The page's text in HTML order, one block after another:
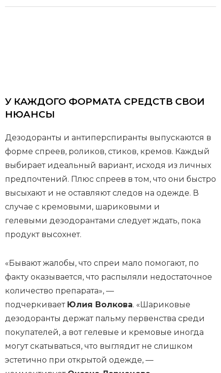
У КАЖДОГО ФОРМАТА СРЕДСТВ СВОИ
НЮАНСЫ
Дезодоранты и антиперспиранты выпускаются в
форме спреев, роликов, стиков, кремов. Каждый
выбирает идеальный вариант, исходя из личных
предпочтений. Плюс спреев в том, что они быстро
высыхают и не оставляют следов на одежде. В
случае с кремовыми, шариковыми и
гелевыми дезодорантами следует ждать, пока
продукт высохнет.
«Бывают жалобы, что спреи мало помогают, по
факту оказывается, что распыляли недостаточное
количество препарата», —
подчеркивает Юлия Волкова. «Шариковые
дезодоранты держат пальму первенства среди
покупателей, а вот гелевые и кремовые иногда
могут скатываться, что выглядит не слишком
эстетично при открытой одежде, —